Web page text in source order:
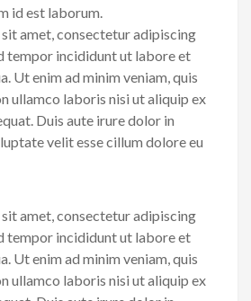
id est laborum.
amet, consectetur adipiscing
tempor incididunt ut labore et
Ut enim ad minim veniam, quis
ullamco laboris nisi ut aliquip ex
Duis aute irure dolor in
velit esse cillum dolore eu
amet, consectetur adipiscing
tempor incididunt ut labore et
Ut enim ad minim veniam, quis
ullamco laboris nisi ut aliquip ex